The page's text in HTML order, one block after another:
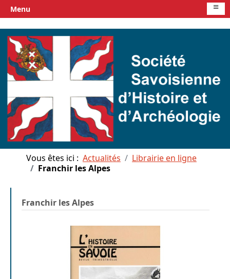
Vous êtes ici : Actualités
Librairie en ligne
Franchir les Alpes
Franchir les Alpes
Menu ≡